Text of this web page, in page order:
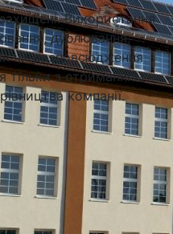
Використання
дублювання,
чи розповсюдження
тільки з отриманням
компанії.